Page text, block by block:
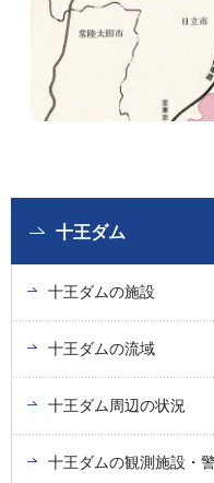
十王ダム
十王ダムの施設
十王ダムの流域
十王ダム周辺の状況
十王ダムの観測施設・